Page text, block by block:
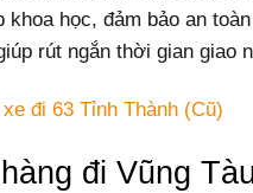
khoa học, đảm bảo an
rút ngắn thời gian giao
đi 63 Tỉnh Thành (Cũ)
đi Vũng